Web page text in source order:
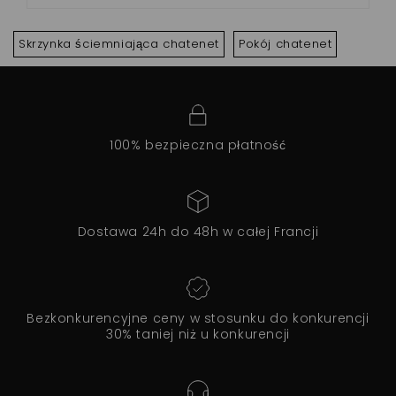
Skrzynka ściemniająca chatenet Pokój chatenet
100% bezpieczna płatność
Dostawa 24h do 48h w całej Francji
Bezkonkurencyjne ceny w stosunku do konkurencji
30% taniej niż u konkurencji